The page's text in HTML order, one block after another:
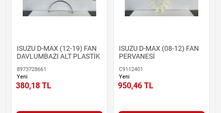
ISUZU D-MAX (12-19) FAN
DAVLUMBAZI ALT PLASTİK
8973728661
Yeni
380,18 TL
ISUZU D-MAX (08-12) FAN
PERVANESİ
C9112401
Yeni
950,46 TL